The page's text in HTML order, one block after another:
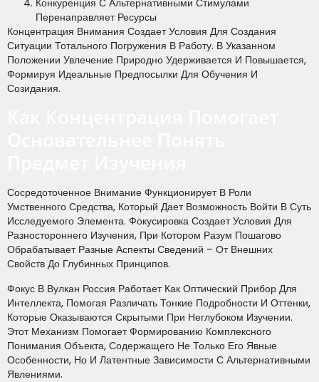
Конкуренция С Альтернативными Стимулами
Перенаправляет Ресурсы
Концентрация Внимания Создает Условия Для Создания
Ситуации Тотального Погружения В Работу. В Указанном
Положении Увлечение Природно Удерживается И Повышается,
Формируя Идеальные Предпосылки Для Обучения И
Созидания.
Сосредоточенное Внимание Функционирует В Роли
Умственного Средства, Который Дает Возможность Войти В Суть
Исследуемого Элемента. Фокусировка Создает Условия Для
Разностороннего Изучения, При Котором Разум Пошагово
Обрабатывает Разные Аспекты Сведений – От Внешних
Свойств До Глубинных Принципов.
Фокус В Вулкан Россия Работает Как Оптический Прибор Для
Интеллекта, Помогая Различать Тонкие Подробности И Оттенки,
Которые Оказываются Скрытыми При Неглубоком Изучении.
Этот Механизм Помогает Формированию Комплексного
Понимания Объекта, Содержащего Не Только Его Явные
Особенности, Но И Латентные Зависимости С Альтернативными
Явлениями.